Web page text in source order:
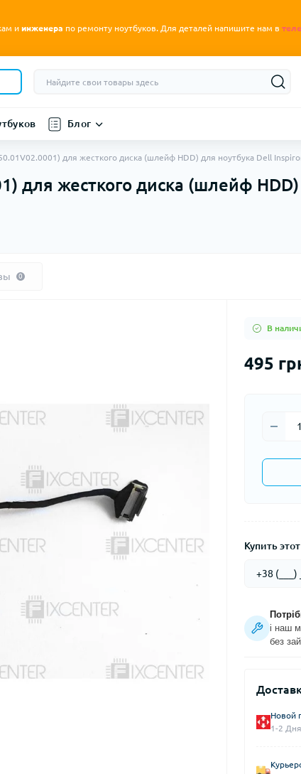
и инженера по ремонту ноутбуков. Для деталей напишите нам в
Блог
для жесткого диска (шлейф HDD) для ноутбука Dell
для жесткого диска (шлейф
0
В
495
Купить
і наш
без
Новой
1-2 Дня